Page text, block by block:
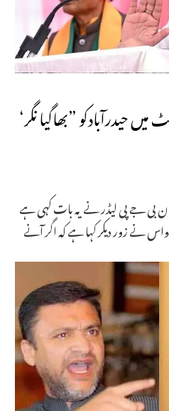
بسواس نے کہا‘30منٹ میں حیدرآبادکو ”بھاگیا نگر‘
بی جے پی لیڈر نے یہ بات کہی ہے
نے زور دیکر کہا ہے کہ اگر آنے